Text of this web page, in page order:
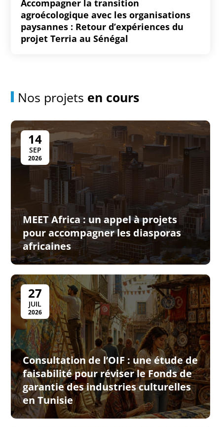
Accompagner la transition
agroécologique avec les organisations
paysannes : Retour d’expériences du
projet Terria au Sénégal
Nos projets en cours
14
SEP
2026
MEET Africa : un appel à projets
pour accompagner les diasporas
africaines
27
JUIL
2026
Consultation de l’OIF : une étude de
faisabilité pour réviser le Fonds de
garantie des industries culturelles
en Tunisie